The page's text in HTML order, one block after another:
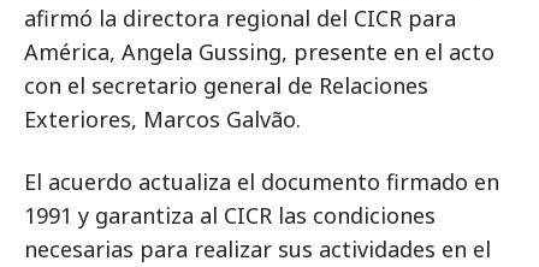
afirmó la directora regional del CICR para
América, Angela Gussing, presente en el acto
con el secretario general de Relaciones
Exteriores, Marcos Galvão.
El acuerdo actualiza el documento firmado en
1991 y garantiza al CICR las condiciones
necesarias para realizar sus actividades en el